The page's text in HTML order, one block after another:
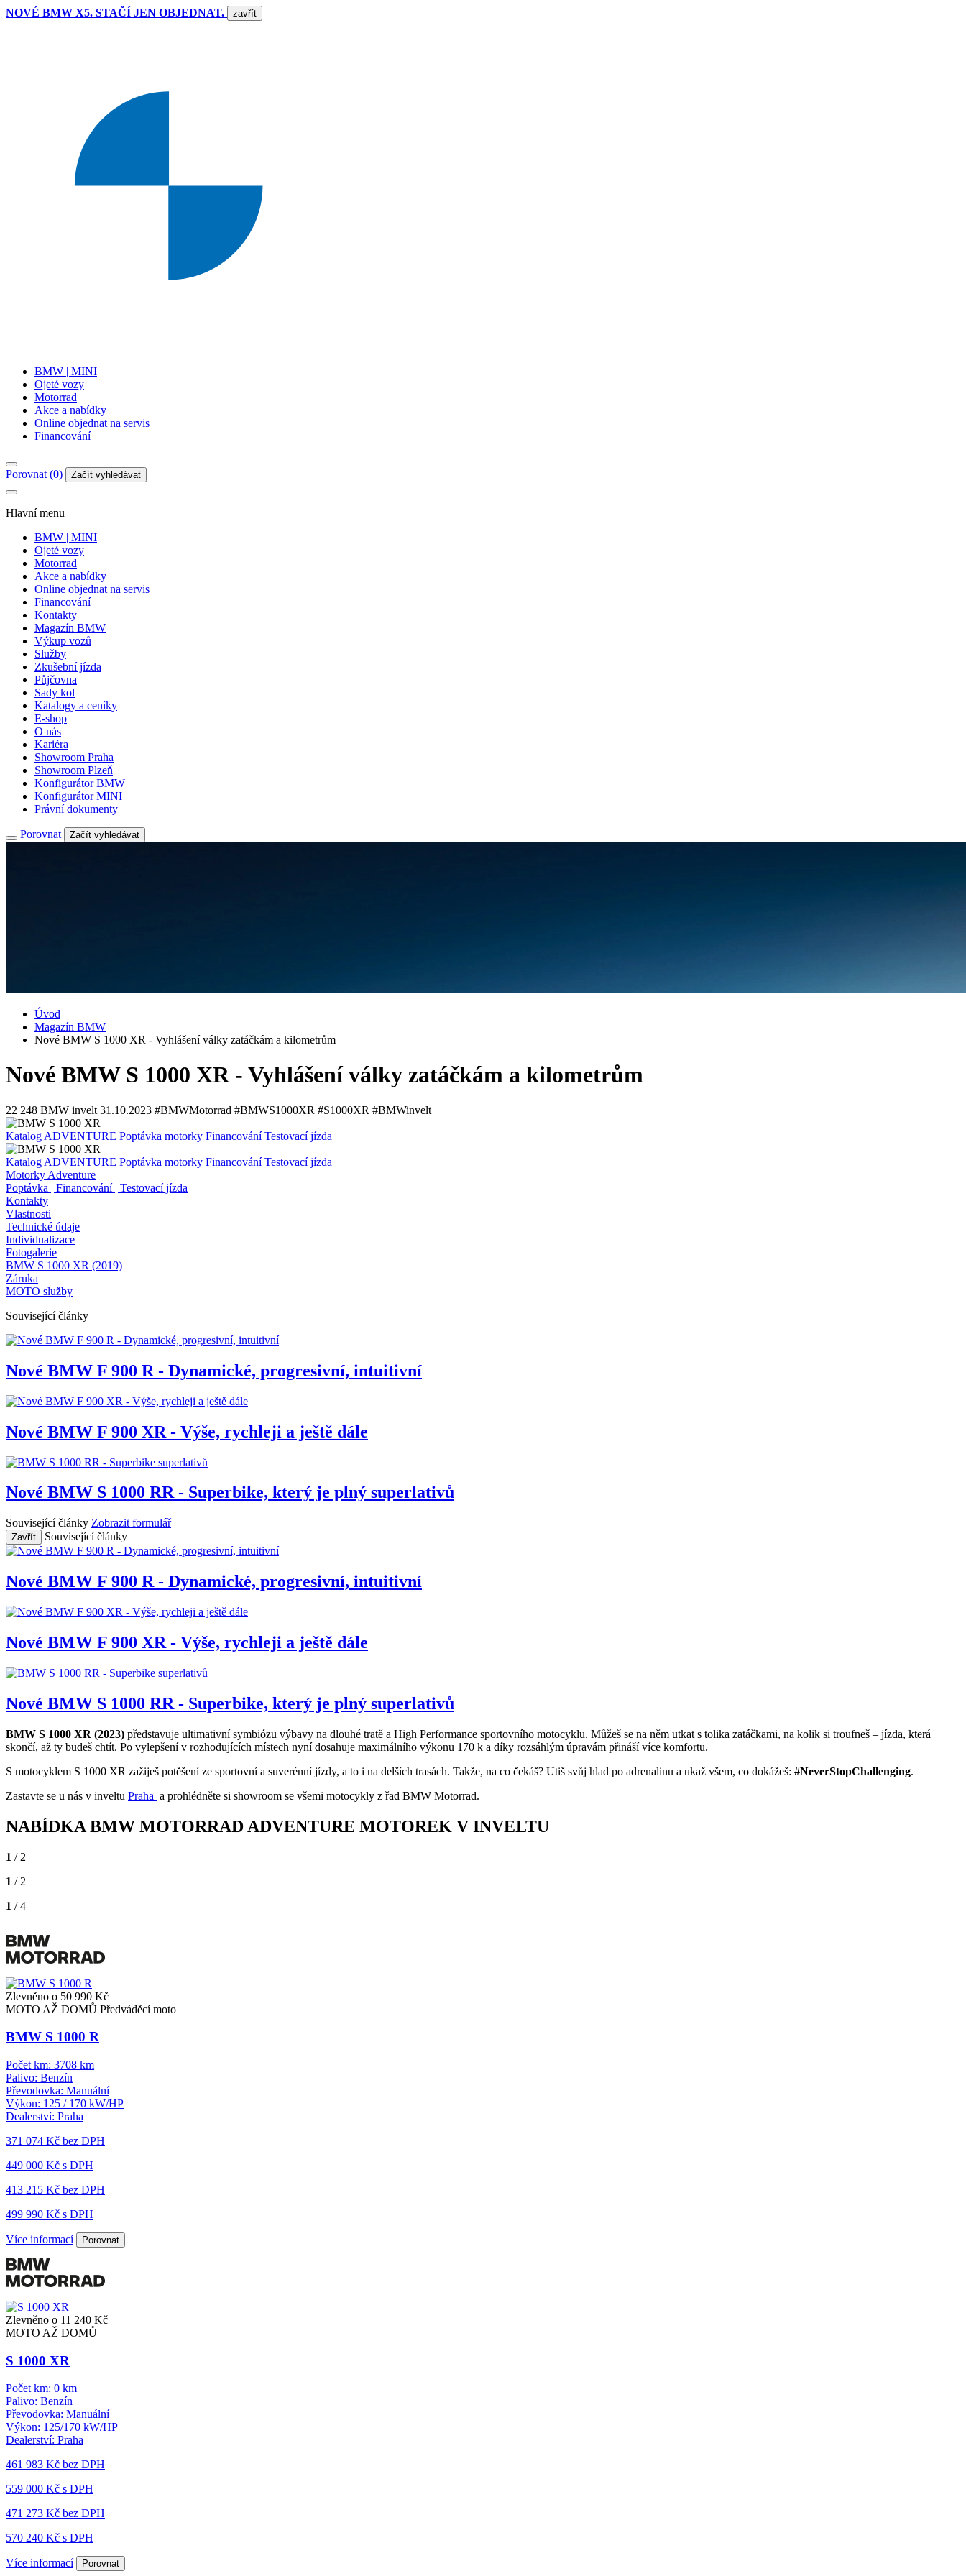
NOVÉ BMW X5. STAČÍ JEN OBJEDNAT. zavřít
BMW | MINI
Ojeté vozy
Motorrad
Akce a nabídky
Online objednat na servis
Financování
Porovnat (0) Začít vyhledávat
Hlavní menu
BMW | MINI
Ojeté vozy
Motorrad
Akce a nabídky
Online objednat na servis
Financování
Kontakty
Magazín BMW
Výkup vozů
Služby
Zkušební jízda
Půjčovna
Sady kol
Katalogy a ceníky
E-shop
O nás
Kariéra
Showroom Praha
Showroom Plzeň
Konfigurátor BMW
Konfigurátor MINI
Právní dokumenty
Porovnat Začít vyhledávat
Úvod
Magazín BMW
Nové BMW S 1000 XR - Vyhlášení války zatáčkám a kilometrům
Nové BMW S 1000 XR - Vyhlášení války zatáčkám a kilometrům
22 248 BMW invelt 31.10.2023 #BMWMotorrad #BMWS1000XR #S1000XR #BMWinvelt
Katalog ADVENTURE Poptávka motorky Financování Testovací jízda
Katalog ADVENTURE Poptávka motorky Financování Testovací jízda
Motorky Adventure
Poptávka | Financování | Testovací jízda
Kontakty
Vlastnosti
Technické údaje
Individualizace
Fotogalerie
BMW S 1000 XR (2019)
Záruka
MOTO služby
Související články
Nové BMW F 900 R - Dynamické, progresivní, intuitivní
Nové BMW F 900 XR - Výše, rychleji a ještě dále
Nové BMW S 1000 RR - Superbike, který je plný superlativů
Související články Zobrazit formulář
Zavřít Související články
Nové BMW F 900 R - Dynamické, progresivní, intuitivní
Nové BMW F 900 XR - Výše, rychleji a ještě dále
Nové BMW S 1000 RR - Superbike, který je plný superlativů
BMW S 1000 XR (2023) představuje ultimativní symbiózu výbavy na dlouhé tratě a High Performance sportovního motocyklu. Můžeš se na něm utkat s tolika zatáčkami, na kolik si troufneš – jízda, která
skončí, až ty budeš chtít. Po vylepšení v rozhodujících místech nyní dosahuje maximálního výkonu 170 k a díky rozsáhlým úpravám přináší více komfortu.
S motocyklem S 1000 XR zažiješ potěšení ze sportovní a suverénní jízdy, a to i na delších trasách. Takže, na co čekáš? Utiš svůj hlad po adrenalinu a ukaž všem, co dokážeš: #NeverStopChallenging.
Zastavte se u nás v inveltu Praha a prohlédněte si showroom se všemi motocykly z řad BMW Motorrad.
NABÍDKA BMW MOTORRAD ADVENTURE MOTOREK V INVELTU
1 / 2
1 / 2
1 / 4
Zlevněno o 50 990 Kč
MOTO AŽ DOMŮ Předváděcí moto
BMW S 1000 R
Počet km: 3708 km
Palivo: Benzín
Převodovka: Manuální
Výkon: 125 / 170 kW/HP
Dealerství: Praha
371 074 Kč bez DPH
449 000 Kč s DPH
413 215 Kč bez DPH
499 990 Kč s DPH
Více informací Porovnat
Zlevněno o 11 240 Kč
MOTO AŽ DOMŮ
S 1000 XR
Počet km: 0 km
Palivo: Benzín
Převodovka: Manuální
Výkon: 125/170 kW/HP
Dealerství: Praha
461 983 Kč bez DPH
559 000 Kč s DPH
471 273 Kč bez DPH
570 240 Kč s DPH
Více informací Porovnat